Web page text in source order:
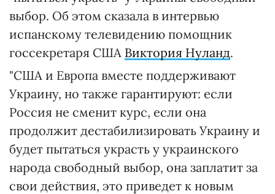
выбор. Об этом сказала в интервью
испанскому телевидению помощник
госсекретаря США Виктория Нуланд.
"США и Европа вместе поддерживают
Украину, но также гарантируют: если
Россия не сменит курс, если она
продолжит дестабилизировать Украину и
будет пытаться украсть у украинского
народа свободный выбор, она заплатит за
свои действия, это приведет к новым